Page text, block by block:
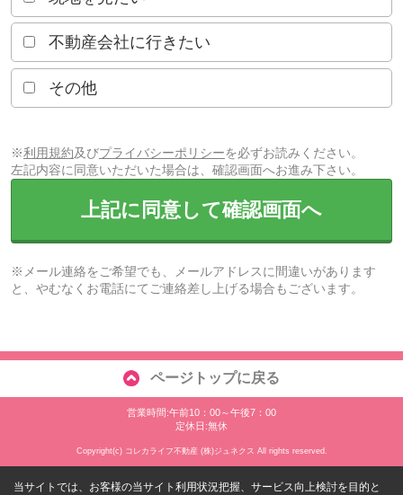
不動産会社に行きたい
その他
※利用規約及びプライバシーポリシーを必ずお読みください。
左記内容に同意いただいた場合は、確認画面へお進み下さい。
上記に同意して確認画面へ
※メール連絡をご希望でも、メールアドレスに間違いがあります
と、やむなくお電話にてご連絡差し上げる場合もございます。
ページトップに戻る
営業時間:午前10：00～午後7：00
定休日:無休
Copyright(c) コレカライフ不動産 (株)ジュネクス All rights reserved.
当サイトでは、お客様の当サイト利用状況把握、サービス向上検討を目的と